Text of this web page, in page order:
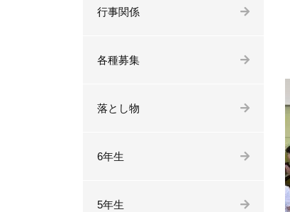
行事関係
各種募集
落とし物
6年生
5年生